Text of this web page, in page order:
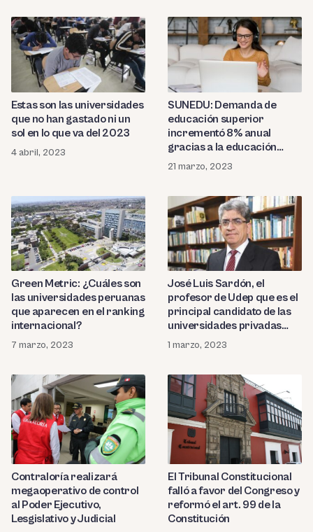
Estas son las universidades
que no han gastado ni un
sol en lo que va del 2023
4 abril, 2023
SUNEDU: Demanda de
educación superior
incrementó 8% anual
gracias a la educación
online
21 marzo, 2023
Green Metric: ¿Cuáles son
las universidades peruanas
que aparecen en el ranking
internacional?
7 marzo, 2023
José Luis Sardón, el
profesor de Udep que es el
principal candidato de las
universidades privadas
para Sunedu
1 marzo, 2023
Contraloría realizará
megaoperativo de control
al Poder Ejecutivo,
Lesgislativo y Judicial
El Tribunal Constitucional
falló a favor del Congreso y
reformó el art. 99 de la
Constitución